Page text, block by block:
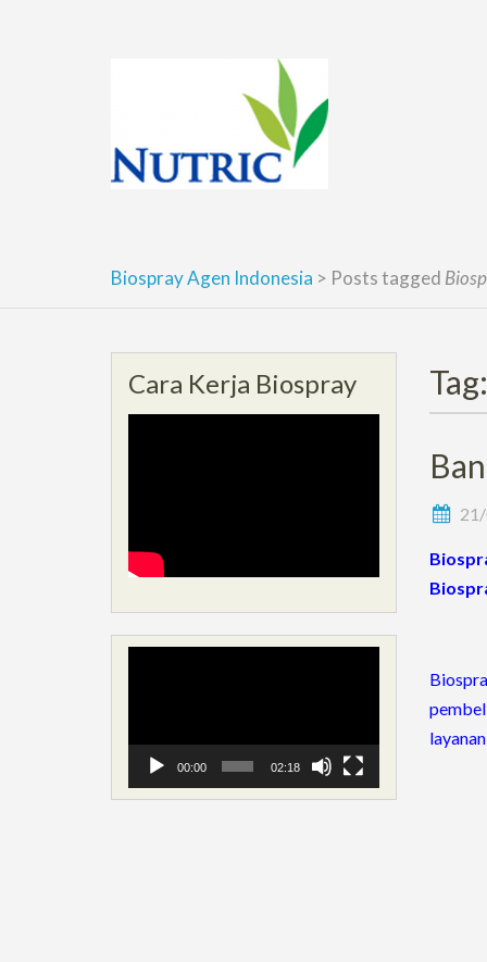
Biospray Agen Indonesia > Posts tagged
Cara Kerja Biospray
00:00 02:18